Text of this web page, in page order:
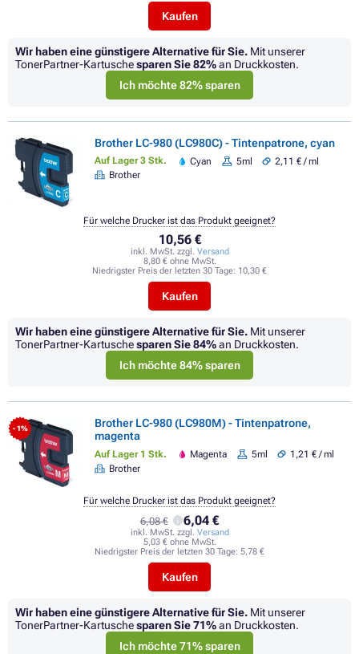
Kaufen
Wir haben eine günstigere Alternative für Sie. Mit unserer
TonerPartner-Kartuschesparen Sie82%an Druckkosten.
Ich möchte 82% sparen
Brother LC-980 (LC980C) - Tintenpatrone, cyan
Auf Lager 3 Stk. Cyan 5ml
2,11 € / ml
Brother
10,56 €
inkl. MwSt. zzgl. Versand
8,80 € ohne MwSt.
Niedrigster Preis der letzten 30 Tage: 10,30 €
Kaufen
Für welche Drucker ist das Produkt geeignet?
Wir haben eine günstigere Alternative für Sie. Mit unserer
TonerPartner-Kartuschesparen Sie84%an Druckkosten.
Ich möchte 84% sparen
- 1%
Brother LC-980 (LC980M) - Tintenpatrone,
magenta
Auf Lager 1 Stk. Magenta 5ml
1,21 € / ml
Brother
6,08 € 6,04 €
inkl. MwSt. zzgl. Versand
5,03 € ohne MwSt.
Niedrigster Preis der letzten 30 Tage: 5,78 €
Kaufen
Für welche Drucker ist das Produkt geeignet?
Wir haben eine günstigere Alternative für Sie. Mit unserer
TonerPartner-Kartuschesparen Sie71%an Druckkosten.
Ich möchte 71% sparen